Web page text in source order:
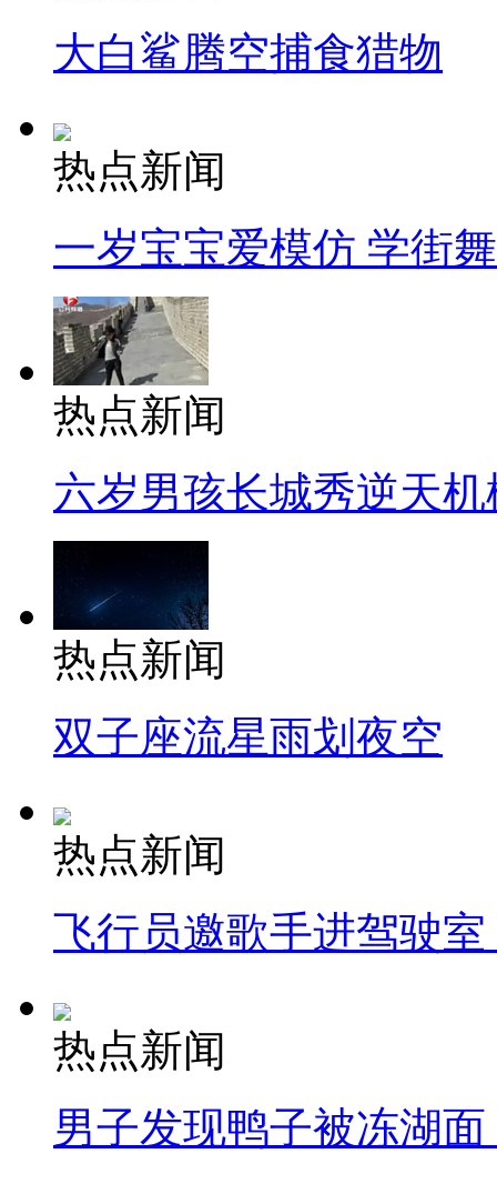
大白鲨腾空捕食猎物
热点新闻
一岁宝宝爱模仿 学街
热点新闻
六岁男孩长城秀逆天机
热点新闻
双子座流星雨划夜空
热点新闻
飞行员邀歌手进驾驶
热点新闻
男子发现鸭子被冻湖